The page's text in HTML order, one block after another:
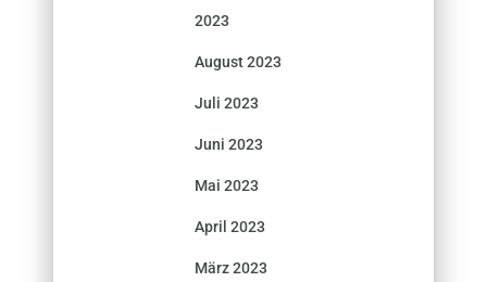
2023
August 2023
Juli 2023
Juni 2023
Mai 2023
April 2023
März 2023